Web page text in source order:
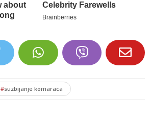
#suzbijanje komaraca